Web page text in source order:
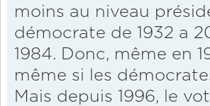
moins au niveau
démocrate de 1932 a
1984. Donc, même en
même si les
Mais depuis 1996, le